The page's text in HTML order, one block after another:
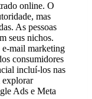
online. O
mas
As pessoas
seus nichos.
mail marketing
consumidores
incluí-los nas
explorar
Ads e Meta